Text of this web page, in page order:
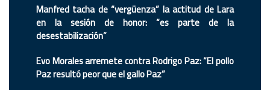
Manfred tacha de “vergüenza” la actitud de Lara
en la sesión de honor: “es parte de la
desestabilización”
Evo Morales arremete contra Rodrigo Paz: “El pollo
Paz resultó peor que el gallo Paz”